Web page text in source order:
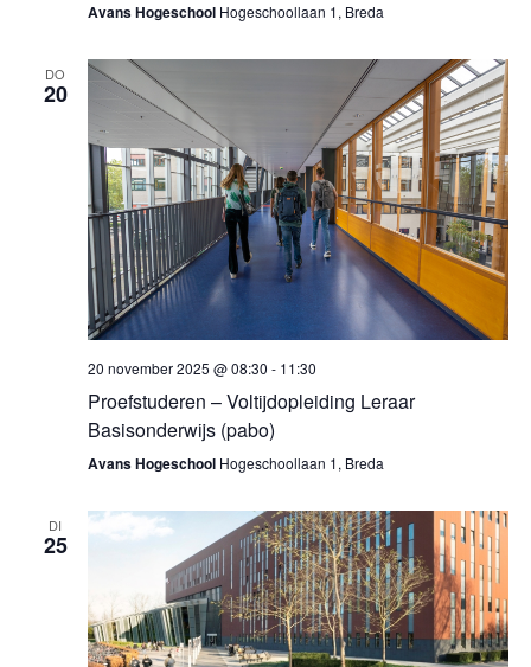
Avans Hogeschool Hogeschoollaan 1, Breda
DO
20
20 november 2025 @ 08:30 - 11:30
Proefstuderen – Voltijdopleiding Leraar
Basisonderwijs (pabo)
Avans Hogeschool Hogeschoollaan 1, Breda
DI
25